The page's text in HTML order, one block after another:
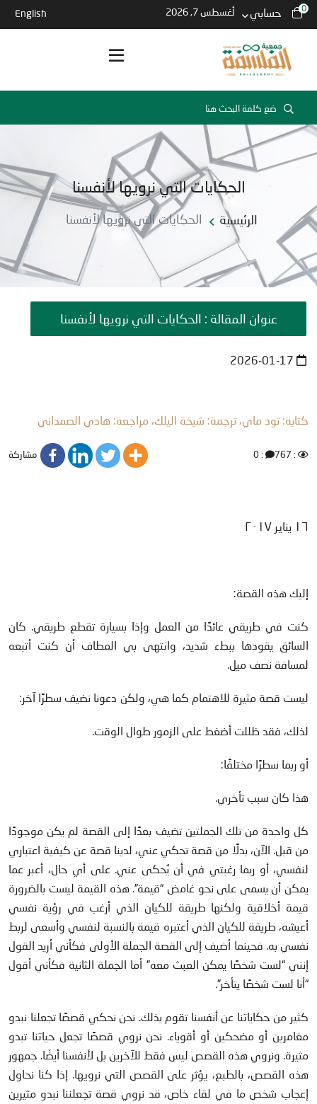
0 حسابي أغسطس 7, 2026 English
الحكايات التي نرويها لأنفسنا
الرئيسية الحكايات التي نرويها لأنفسنا
عنوان المقالة : الحكايات التي نرويها لأنفسنا
كتابة: تود ماي، ترجمة: شيخة اليلك، مراجعة: هادي الصمداني
: 767
: 0 مشاركة
١٦ يناير ٢٠١٧
إليك هذه القصة:
كنت في طريقي عائدًا من العمل وإذا بسيارة تقطع طريقي. كان
السائق يقودها ببطء شديد، وانتهى بي المطاف أن كنت أتبعه
لمسافة نصف ميل.
ليست قصة مثيرة للاهتمام كما هي، ولكن دعونا نضيف سطرًا آخر:
لذلك، فقد ظللت أضغط على الزمور طوال الوقت.
أو ربما سطرًا مختلفًا:
هذا كان سبب تأخري.
كل واحدة من تلك الجملتين تضيف بعدًا إلى القصة لم يكن موجودًا
من قبل. الآن، بدلًا من قصة تحكي عني، لدينا قصة عن كيفية اعتباري
لنفسي، أو ربما رغبتي في أن يُحكى عني. على أي حال، أعبر عما
يمكن أن يسمى على نحو غامض “قيمة”. هذه القيمة ليست بالضرورة
قيمة أخلاقية ولكنها طريقة للكيان الذي أرغب في رؤية نفسي
أعيشه، طريقة للكيان الذي أعتبره قيمة بالنسبة لنفسي وأسعى لربط
نفسي به. فحينما أضيف إلى القصة الجملة الأولى فكأني أريد القول
إنني “لست شخصًا يمكن العبث معه” أما الجملة الثانية فكأني أقول
“أنا لست شخصًا يتأخر”.
كثير من حكاياتنا عن أنفسنا تقوم بذلك. نحن نحكي قصصًا تجعلنا نبدو
مغامرين أو مضحكين أو أقوياء. نحن نروي قصصًا تجعل حياتنا تبدو
مثيرة. ونروي هذه القصص ليس فقط للآخرين بل لأنفسنا أيضّا. جمهور
هذه القصص، بالطبع، يؤثر على القصص التي نرويها. إذا كنا نحاول
إعجاب شخص ما في لقاء خاص، قد نروي قصة تجعلننا نبدو مثيرين